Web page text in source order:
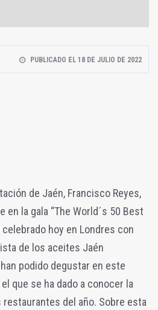
PUBLICADO EL 18 DE JULIO DE 2022
de Jaén, Francisco Reyes,
en la gala “The World´s 50 Best
hoy en Londres con
de los aceites Jaén
podido degustar en este
que se ha dado a conocer la
del año. Sobre esta